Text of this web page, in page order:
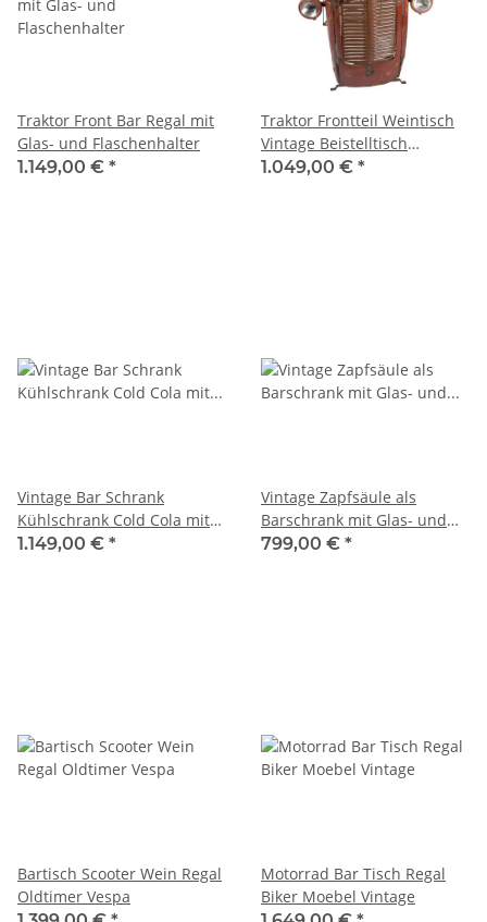
Traktor Front Bar Regal mit
Glas- und Flaschenhalter
1.149,00 € *
Traktor Frontteil Weintisch
Vintage Beistelltisch
Altholzplatte
1.049,00 € *
Vintage Bar Schrank
Kühlschrank Cold Cola mit
Flaschenöffner
1.149,00 € *
Vintage Zapfsäule als
Barschrank mit Glas- und
Flaschenhalter
799,00 € *
Bartisch Scooter Wein Regal
Oldtimer Vespa
Motorrad Bar Tisch Regal
Biker Moebel Vintage